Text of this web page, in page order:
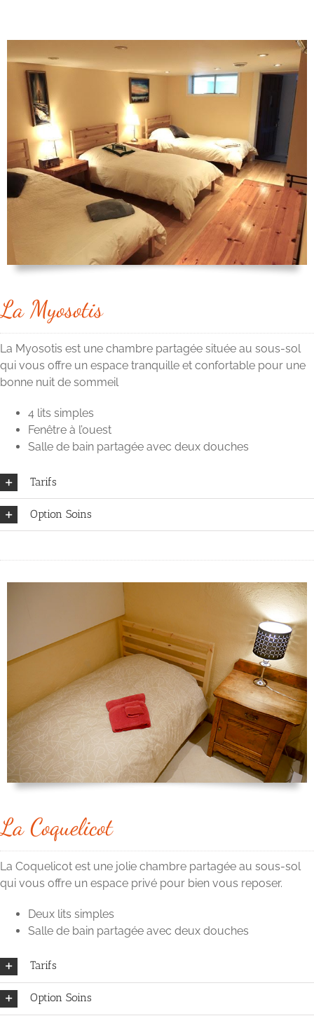
La Myosotis
La Myosotis est une chambre partagée située au sous-sol
qui vous offre un espace tranquille et confortable pour une
bonne nuit de sommeil
4 lits simples
Fenêtre à l’ouest
Salle de bain partagée avec deux douches
Tarifs
Option Soins
La Coquelicot
La Coquelicot est une jolie chambre partagée au sous-sol
qui vous offre un espace privé pour bien vous reposer.
Deux lits simples
Salle de bain partagée avec deux douches
Tarifs
Option Soins